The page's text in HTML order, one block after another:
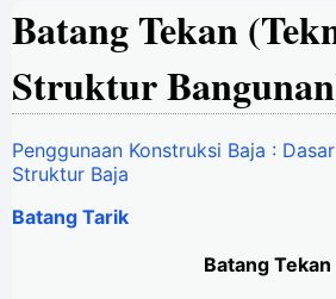
Batang Tekan
Struktur
Penggunaan Konstruksi Baja :
Struktur Baja
Batang Tarik
Batang Tekan